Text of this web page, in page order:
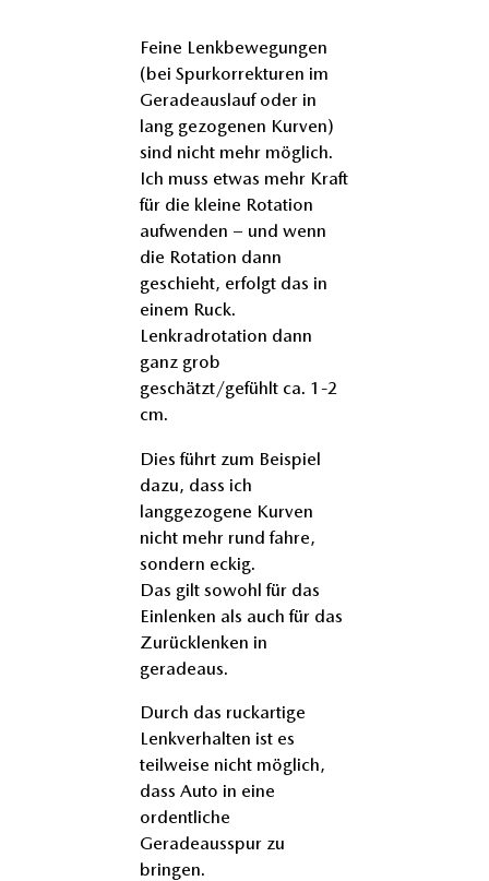
Feine Lenkbewegungen
(bei Spurkorrekturen im
Geradeauslauf oder in
lang gezogenen Kurven)
sind nicht mehr möglich.
Ich muss etwas mehr Kraft
für die kleine Rotation
aufwenden – und wenn
die Rotation dann
geschieht, erfolgt das in
einem Ruck.
Lenkradrotation dann
ganz grob
geschätzt/gefühlt ca. 1-2
cm.
Dies führt zum Beispiel
dazu, dass ich
langgezogene Kurven
nicht mehr rund fahre,
sondern eckig.
Das gilt sowohl für das
Einlenken als auch für das
Zurücklenken in
geradeaus.
Durch das ruckartige
Lenkverhalten ist es
teilweise nicht möglich,
dass Auto in eine
ordentliche
Geradeausspur zu
bringen.